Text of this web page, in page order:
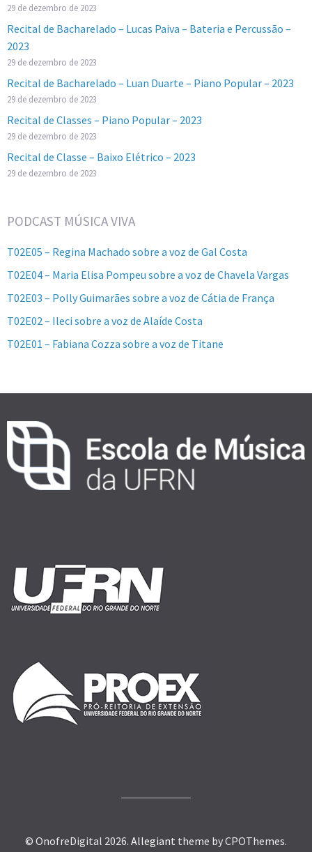
29 de dezembro de 2023
Recital de Bacharelado – Lucas Paiva – Bateria e Percussão –
2023
29 de dezembro de 2023
Recital de Bacharelado – Luan Duarte – Piano Popular – 2023
29 de dezembro de 2023
Recital de Classes – Piano Popular – 2023
29 de dezembro de 2023
Recital de Classe – Baixo Elétrico – 2023
29 de dezembro de 2023
PODCAST MÚSICA VIVA
T02E05 – Regina Machado sobre a voz de Gal Costa
T02E04 – Maria Elisa Pompeu sobre a voz de Chavela Vargas
T02E03 – Polly Guimarães sobre a voz de Cátia de França
T02E02 – Ileci sobre a voz de Alaíde Costa
T02E01 – Fabiana Cozza sobre a voz de Titane
© OnofreDigital 2026. Allegiant theme by CPOThemes.